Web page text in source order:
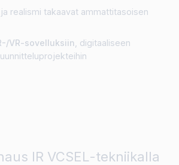
realismi takaavat ammattitasoisen
VR-sovelluksiin , digitaaliseen
IR VCSEL-tekniikalla